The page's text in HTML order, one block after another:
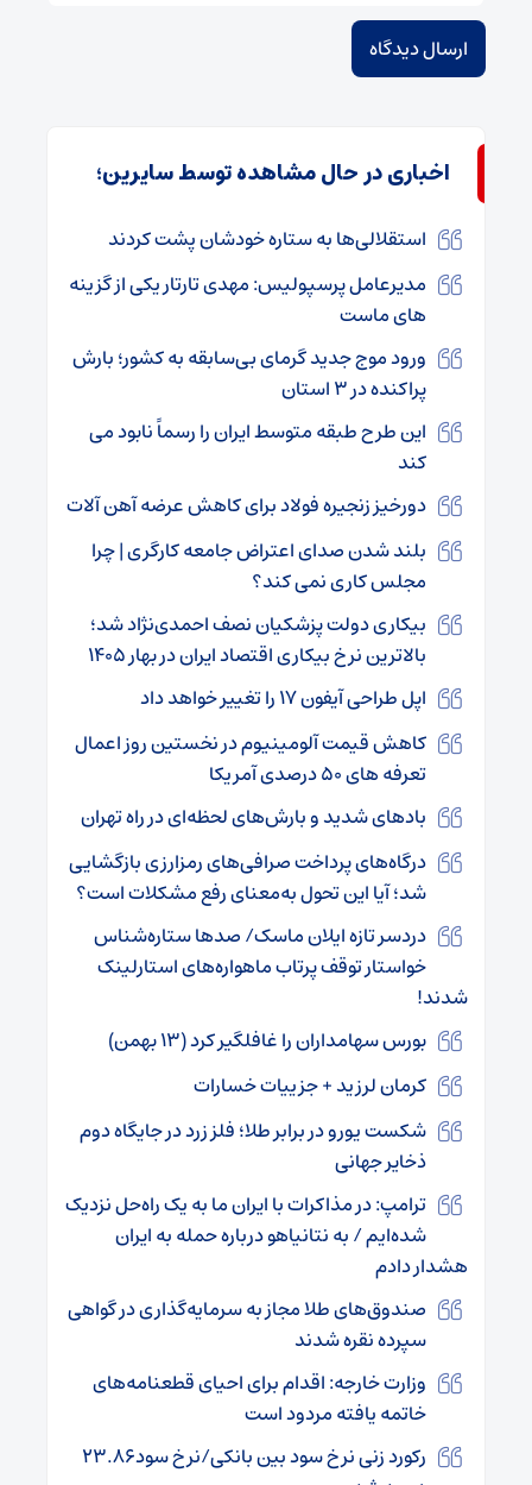
اخباری در حال مشاهده توسط سایرین؛
استقلالی‌ها به ستاره خودشان پشت کردند
مدیرعامل پرسپولیس: مهدی تارتار یکی از گزینه
های ماست
ورود موج جدید گرمای بی‌سابقه به کشور؛ بارش
پراکنده در ۳ استان
این طرح طبقه متوسط ایران را رسماً نابود می
کند
دورخیز زنجیره فولاد برای کاهش عرضه آهن آلات
بلند شدن صدای اعتراض جامعه کارگری | چرا
مجلس کاری نمی کند؟
بیکاری دولت پزشکیان نصف احمدی‌نژاد شد؛
بالاترین نرخ بیکاری اقتصاد ایران در بهار ۱۴۰۵
اپل طراحی آیفون ۱۷ را تغییر خواهد داد
کاهش قیمت آلومینیوم در نخستین روز اعمال
تعرفه های ۵۰ درصدی آمریکا
بادهای شدید و بارش‌های لحظه‌ای در راه تهران
درگاه‌های پرداخت صرافی‌های رمزارزی بازگشایی
شد؛ آیا این تحول به‌معنای رفع مشکلات است؟
دردسر تازه ایلان ماسک/ صدها ستاره‌شناس
خواستار توقف پرتاب ماهواره‌های استارلینک
شدند!
بورس سهامداران را غافلگیر کرد (۱۳ بهمن)
کرمان لرزید + جزییات خسارات
شکست یورو در برابر طلا؛ فلز زرد در جایگاه دوم
ذخایر جهانی
ترامپ: در مذاکرات با ایران ما به یک راه‌حل نزدیک
شده‌ایم / به نتانیاهو درباره حمله به ایران
هشدار دادم
صندوق‌های طلا مجاز به سرمایه‌گذاری در گواهی
سپرده نقره شدند
وزارت خارجه: اقدام برای احیای قطعنامه‌های
خاتمه‌ یافته مردود است
رکورد زنی نرخ سود بین بانکی/نرخ سود۲۳.۸۶